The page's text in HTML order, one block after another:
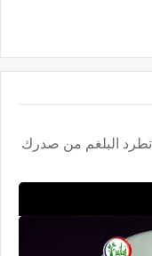
البلغم من صدرك